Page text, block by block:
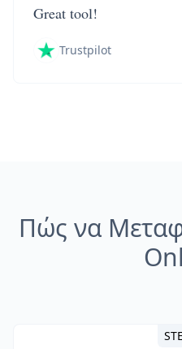
Great tool!
Trustpilot
Πώς να